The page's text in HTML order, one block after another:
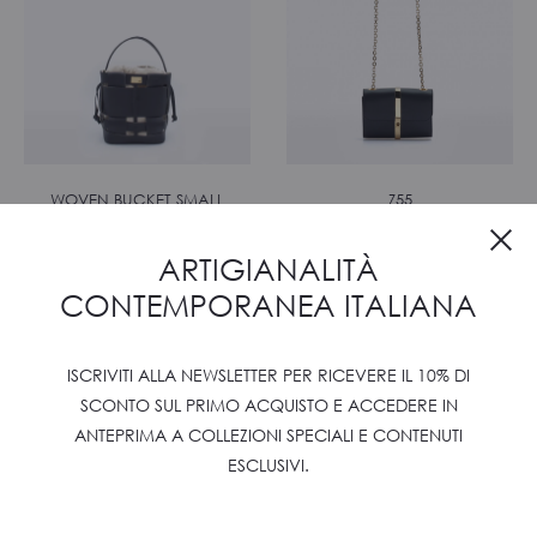
WOVEN BUCKET SMALL Z55
ARTIGIANALITÀ
CONTEMPORANEA ITALIANA
ISCRIVITI ALLA NEWSLETTER PER RICEVERE IL 10% DI
SCONTO SUL PRIMO ACQUISTO E ACCEDERE IN
ANTEPRIMA A COLLEZIONI SPECIALI E CONTENUTI
ESCLUSIVI.